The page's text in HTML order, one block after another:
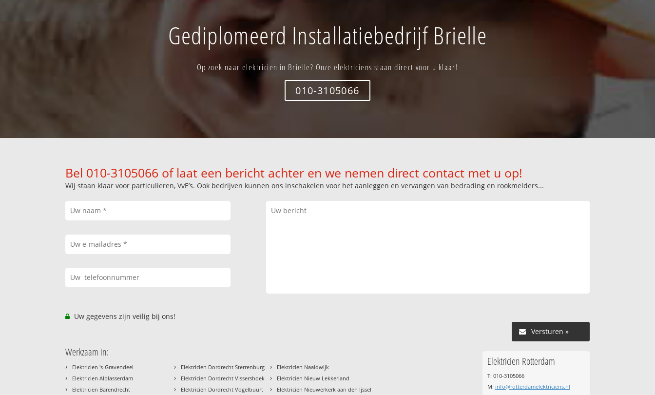
Gediplomeerd Installatiebedrijf Brielle
Op zoek naar elektricien in Brielle? Onze elektriciens staan direct voor u klaar!
010-3105066
Bel 010-3105066 of laat een bericht achter en we nemen direct contact met u op!
Wij staan klaar voor particulieren, VvE’s. Ook bedrijven kunnen ons inschakelen voor het aanleggen en vervangen van bedrading en rookmelders...
Uw gegevens zijn veilig bij ons!
Versturen »
Werkzaam in:
› Elektricien 's-Gravendeel
› Elektricien Alblasserdam
› Elektricien Barendrecht
› Elektricien Dordrecht Sterrenburg
› Elektricien Dordrecht Vissershoek
› Elektricien Dordrecht Vogelbuurt
› Elektricien Naaldwijk
› Elektricien Nieuw Lekkerland
› Elektricien Nieuwerkerk aan den Ijssel
Elektricien Rotterdam
T: 010-3105066
M: info@rotterdamelektriciens.nl